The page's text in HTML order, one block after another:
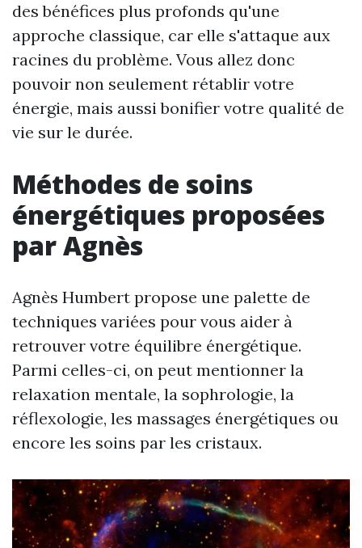
des bénéfices plus profonds qu'une
approche classique, car elle s'attaque aux
racines du problème. Vous allez donc
pouvoir non seulement rétablir votre
énergie, mais aussi bonifier votre qualité de
vie sur le durée.
Méthodes de soins
énergétiques proposées
par Agnès
Agnès Humbert propose une palette de
techniques variées pour vous aider à
retrouver votre équilibre énergétique.
Parmi celles-ci, on peut mentionner la
relaxation mentale, la sophrologie, la
réflexologie, les massages énergétiques ou
encore les soins par les cristaux.